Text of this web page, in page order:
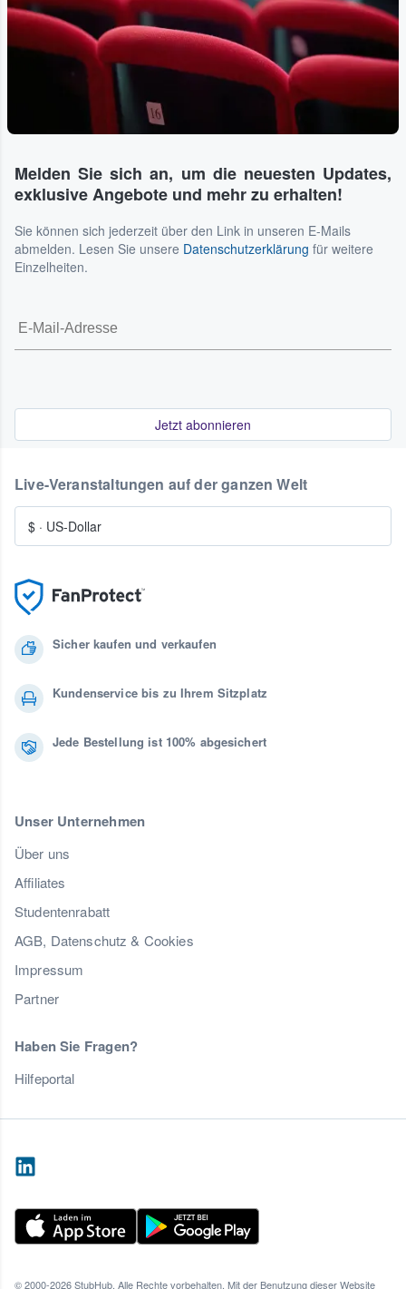
Melden Sie sich an, um die neuesten Updates,
exklusive Angebote und mehr zu erhalten!
Sie können sich jederzeit über den Link in unseren E-Mails
abmelden. Lesen Sie unsere Datenschutzerklärung für weitere
Einzelheiten.
Jetzt abonnieren
Sicher kaufen und verkaufen
Kundenservice bis zu Ihrem Sitzplatz
Jede Bestellung ist 100% abgesichert
Unser Unternehmen
Über uns
Affiliates
Studentenrabatt
AGB, Datenschutz & Cookies
Impressum
Partner
Haben Sie Fragen?
Hilfeportal
Live-Veranstaltungen auf der ganzen Welt
$ · US-Dollar
© 2000-2026 StubHub. Alle Rechte vorbehalten. Mit der Benutzung dieser Website